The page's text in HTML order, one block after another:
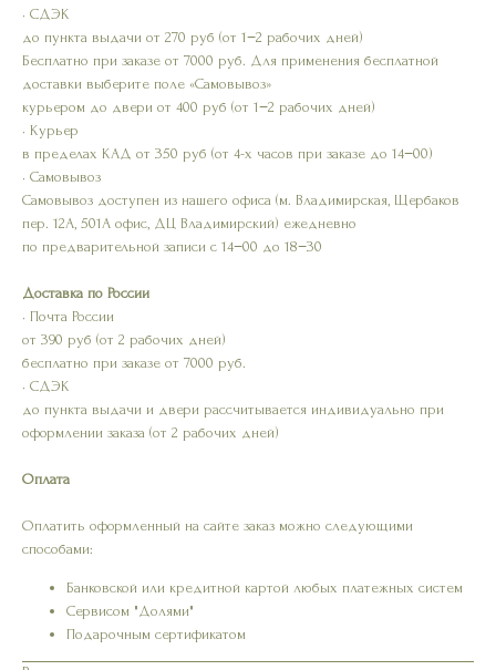
• СДЭК
до пункта выдачи от 270 руб (от 1−2 рабочих дней)
Бесплатно при заказе от 7000 руб. Для применения бесплатной
доставки выберите поле «Самовывоз»
курьером до двери от 400 руб (от 1−2 рабочих дней)
• Курьер
в пределах КАД от 350 руб (от 4-х часов при заказе до 14−00)
• Самовывоз
Самовывоз доступен из нашего офиса (м. Владимирская, Щербаков
пер. 12А, 501А офис, ДЦ Владимирский) ежедневно
по предварительной записи с 14−00 до 18−30
Доставка по России
• Почта России
от 390 руб (от 2 рабочих дней)
бесплатно при заказе от 7000 руб.
• СДЭК
до пункта выдачи и двери рассчитывается индивидуально при
оформлении заказа (от 2 рабочих дней)
Оплата
Оплатить оформленный на сайте заказ можно следующими
способами:
Банковской или кредитной картой любых платежных систем
Сервисом "Долями"
Подарочным сертификатом